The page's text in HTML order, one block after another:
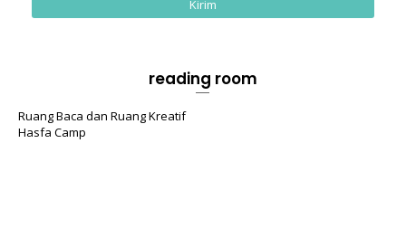
reading room
Ruang Baca dan Ruang Kreatif
Hasfa Camp